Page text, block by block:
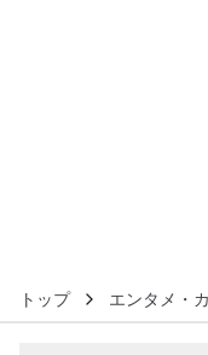
トップ エンタメ・